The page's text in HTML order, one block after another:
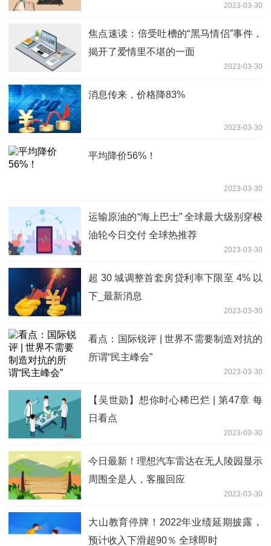
2023-03-30
焦点速读：倍受吐槽的“黑马情侣”事件，
揭开了爱情里不堪的一面
2023-03-30
消息传来，价格降83%
2023-03-30
平均降价56%！
2023-03-30
运输原油的“海上巴士” 全球最大级别穿梭
油轮今日交付 全球热推荐
2023-03-30
超 30 城调整首套房贷利率下限至 4% 以
下_最新消息
2023-03-30
看点：国际锐评 | 世界不需要制造对抗的
所谓“民主峰会”
2023-03-30
【吴世勋】想你时心稀巴烂 | 第47章 每
日看点
2023-03-30
今日最新！理想汽车雷达在无人陵园显示
周围全是人，客服回应
2023-03-30
大山教育停牌！2022年业绩延期披露，
预计收入下滑超90％ 全球即时